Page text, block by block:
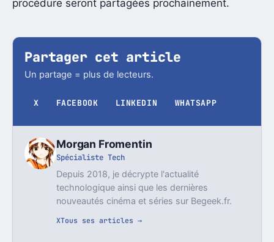
procédure seront partagées prochainement.
Partager cet article
Un partage = plus de lecteurs.
X FACEBOOK LINKEDIN WHATSAPP
Morgan Fromentin
Spécialiste Tech
Depuis 2018, je décrypte l'actualité
technologique ainsi que les dernières
nouveautés cinéma et séries sur Begeek.fr.
XTous ses articles →